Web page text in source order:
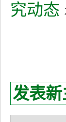
究动态
发表